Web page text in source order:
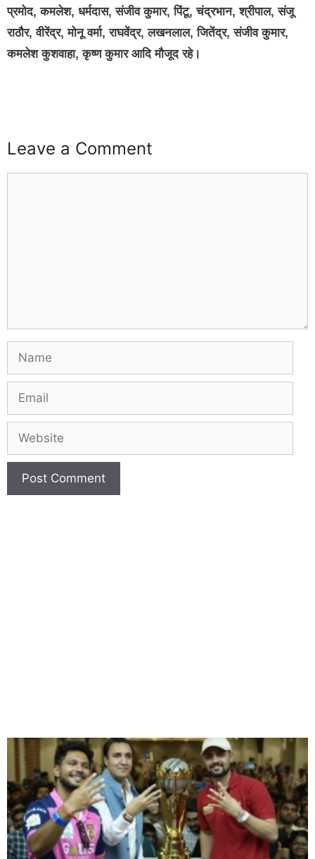
प्रमोद, कमलेश, धर्मदास, संजीव कुमार, पिंटू, चंद्रभान, श्रीपाल, संजू
राठौर, वीरेंद्र, मोनू वर्मा, राघवेंद्र, लखनलाल, जितेंद्र, संजीव कुमार,
कमलेश कुशवाहा, कृष्ण कुमार आदि मौजूद रहे।
Leave a Comment